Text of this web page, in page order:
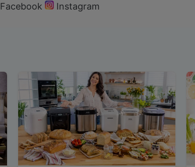
Facebook Instagram